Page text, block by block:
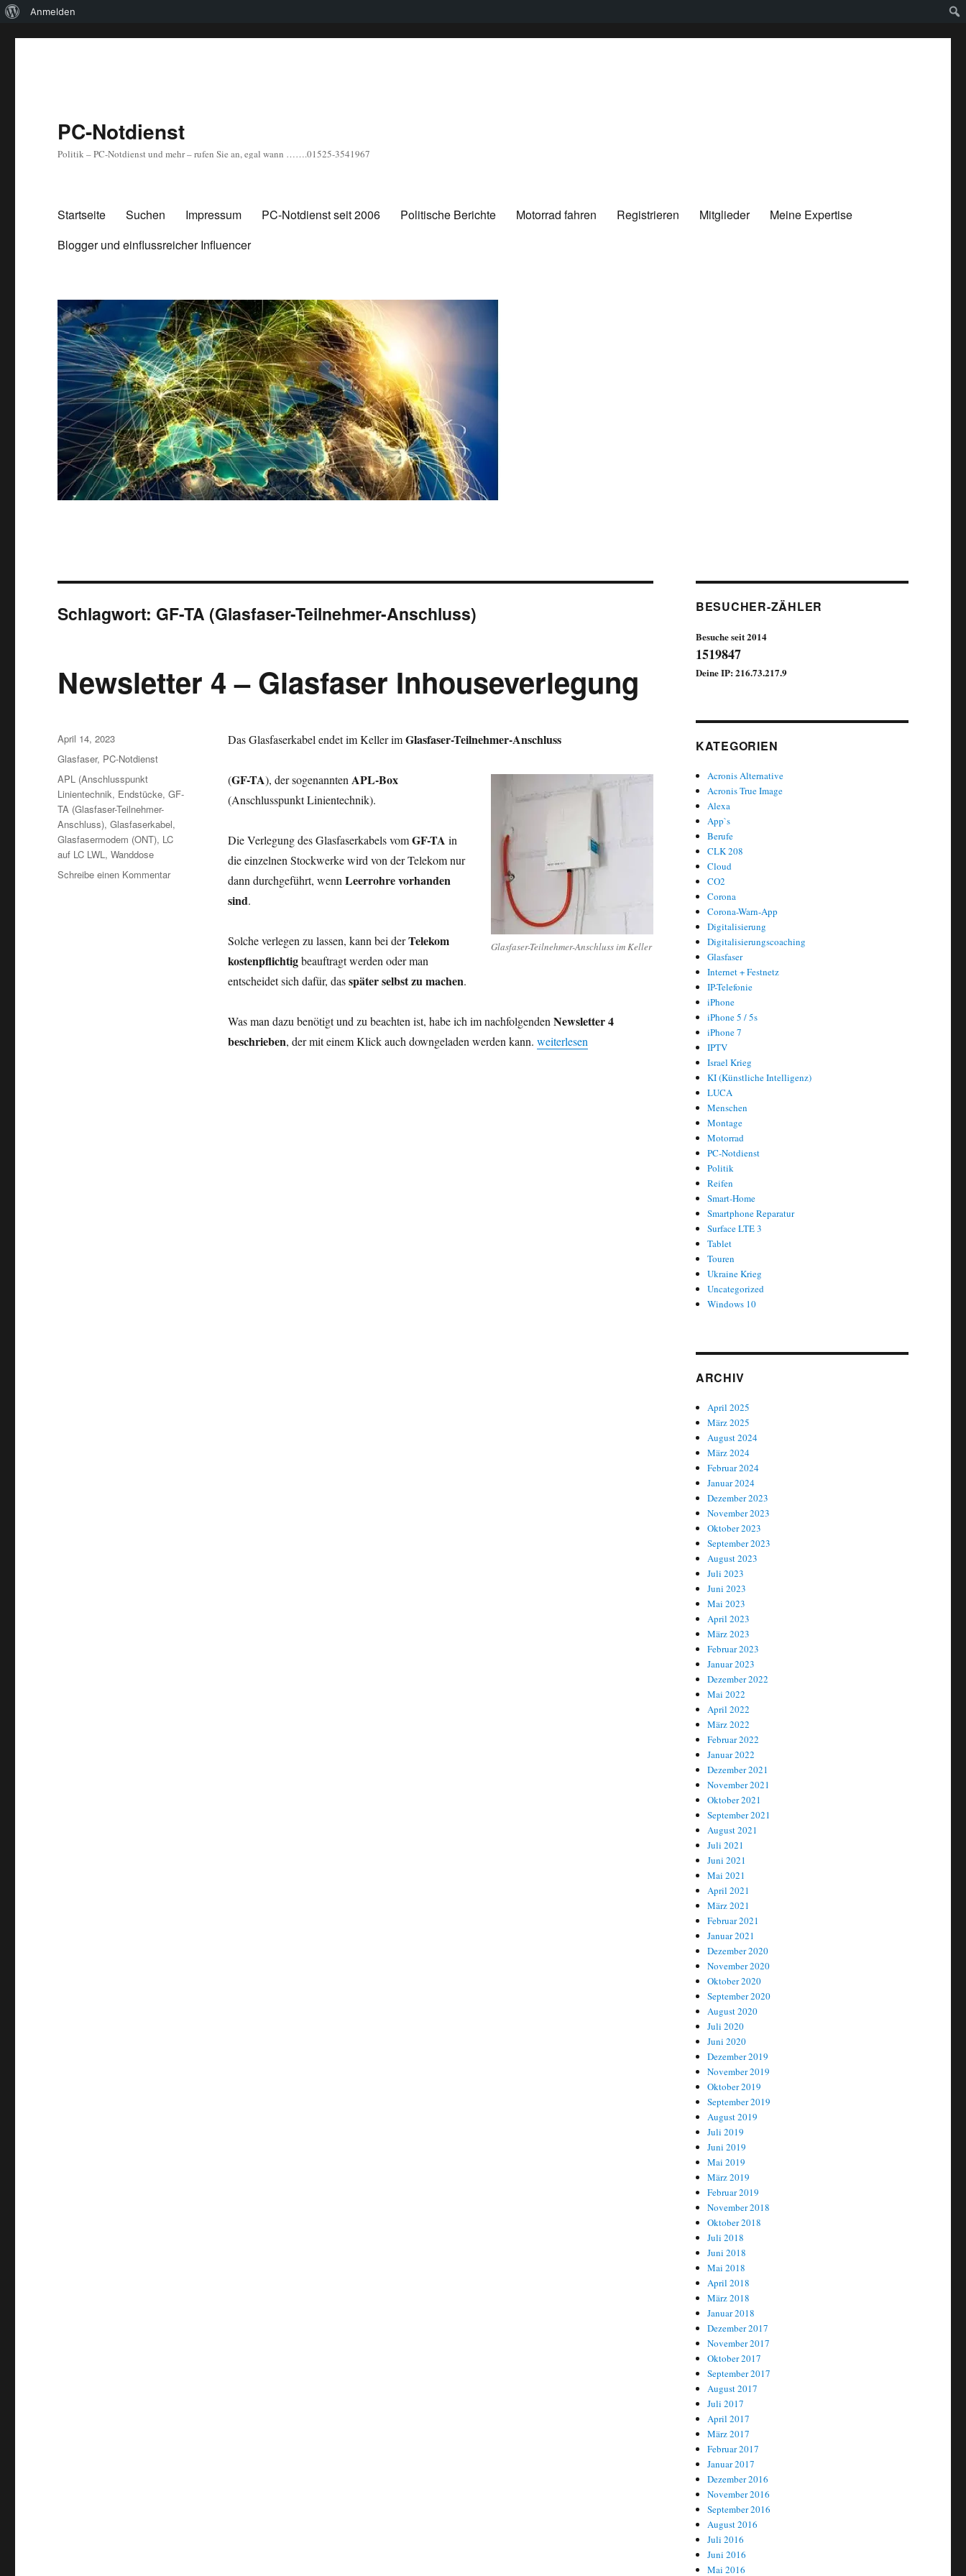
Über
Anmelden
PC-Notdienst
Politik – PC-Notdienst und mehr – rufen Sie an, egal wann …….01525-3541967
Startseite Suchen Impressum PC-Notdienst seit 2006 Politische Berichte Motorrad fahren Registrieren Mitglieder
Meine Expertise
Blogger und einflussreicher Influencer
Schlagwort: GF-TA (Glasfaser-Teilnehmer-Anschluss)
Newsletter 4 – Glasfaser Inhouseverlegung
Das Glasfaserkabel endet im Keller imGlasfaser-Teilnehmer-Anschluss
Glasfaser-Teilnehmer-Anschluss im Keller
(GF-TA), der sogenannten APL-Box
(Anschlusspunkt Linientechnik).
Die Verlegung des Glasfaserkabels vomGF-TA in
die einzelnen Stockwerke wird von der Telekom nur
dann durchgeführt, wenn Leerrohre vorhanden
sind.
Solche verlegen zu lassen, kann bei derTelekom
kostenpflichtigbeauftragt werden oder man
entscheidet sich dafür, dasspäter selbst zu machen.
Was man dazu benötigt und zu beachten ist, habe ich im nachfolgenden Newsletter 4
beschrieben, der mit einem Klick auch downgeladen werden kann. „Newsletter 4 – Glasfaser Inhouseverlegung“
weiterlesen
Veröffentlicht
am
April 14, 2023
Kategorien
Glasfaser, PC-Notdienst
Schlagwörter
APL (Anschlusspunkt
Linientechnik, Endstücke,GF-
TA (Glasfaser-Teilnehmer-
Anschluss),Glasfaserkabel,
Glasfasermodem (ONT), LC
auf LC LWL,Wanddose
Schreibe einen Kommentarzu
Inhouseverlegung
BESUCHER-ZÄHLER
Besuche seit 2014
1519847
Deine IP: 216.73.217.9
KATEGORIEN
Acronis Alternative
Acronis True Image
Alexa
App`s
Berufe
CLK 208
Cloud
CO2
Corona
Corona-Warn-App
Digitalisierung
Digitalisierungscoaching
Glasfaser
Internet + Festnetz
IP-Telefonie
iPhone
iPhone 5 / 5s
iPhone 7
IPTV
Israel Krieg
KI (Künstliche Intelligenz)
LUCA
Menschen
Montage
Motorrad
PC-Notdienst
Politik
Reifen
Smart-Home
Smartphone Reparatur
Surface LTE 3
Tablet
Touren
Ukraine Krieg
Uncategorized
Windows 10
ARCHIV
April 2025
März 2025
August 2024
März 2024
Februar 2024
Januar 2024
Dezember 2023
November 2023
Oktober 2023
September 2023
August 2023
Juli 2023
Juni 2023
Mai 2023
April 2023
März 2023
Februar 2023
Januar 2023
Dezember 2022
Mai 2022
April 2022
März 2022
Februar 2022
Januar 2022
Dezember 2021
November 2021
Oktober 2021
September 2021
August 2021
Juli 2021
Juni 2021
Mai 2021
April 2021
März 2021
Februar 2021
Januar 2021
Dezember 2020
November 2020
Oktober 2020
September 2020
August 2020
Juli 2020
Juni 2020
Dezember 2019
November 2019
Oktober 2019
September 2019
August 2019
Juli 2019
Juni 2019
Mai 2019
März 2019
Februar 2019
November 2018
Oktober 2018
Juli 2018
Juni 2018
Mai 2018
April 2018
März 2018
Januar 2018
Dezember 2017
November 2017
Oktober 2017
September 2017
August 2017
Juli 2017
April 2017
März 2017
Februar 2017
Januar 2017
Dezember 2016
November 2016
September 2016
August 2016
Juli 2016
Juni 2016
Mai 2016